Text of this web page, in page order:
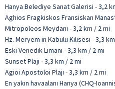
Hanya Belediye Sanat Galerisi - 3,2
Aghios Fragkiskos Fransiskan
Mitropoleos Meydanı - 3,2 km / 2 mi
Hz. Meryem in Kabulü Kilisesi - 3,3
Eski Venedik Limanı - 3,3 km / 2 mi
Sunset Plajı - 3,3 km / 2 mi
Agioi Apostoloi Plajı - 3,3 km / 2 mi
En yakın havaalanı Hanya (CHQ-